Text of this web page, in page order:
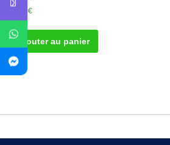
30.00€
Ajouter au panier